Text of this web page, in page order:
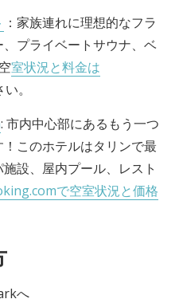
：家族連れに理想的なフラ
プライベートサウナ、ベ
室状況と料金は
。
: 市内中心部にあるもう一つ
このホテルはタリンで最
設、屋内プール、レスト
で空室状況と価格
へ